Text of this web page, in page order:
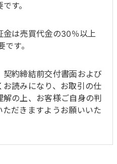
す。
金は売買代金の30％以上
す。
約締結前交付書面および
読みになり、お取引の仕
の上、お客様ご自身の判
だきますようお願いいた